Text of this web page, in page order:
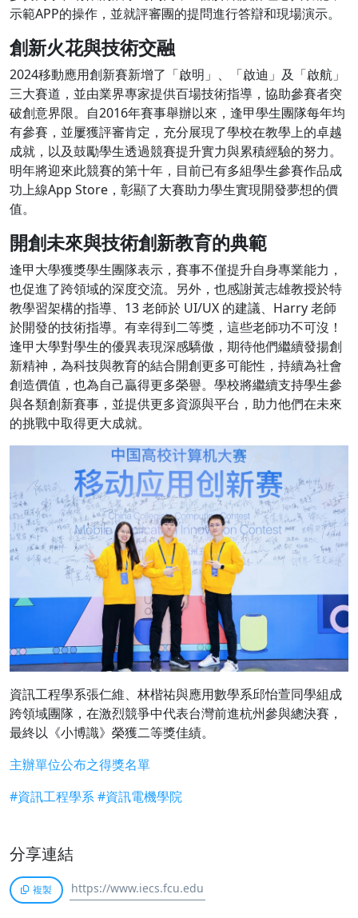
示範APP的操作，並就評審團的提問進行答辯和現場演示。
創新火花與技術交融
2024移動應用創新賽新增了「啟明」、「啟迪」及「啟航」
三大賽道，並由業界專家提供百場技術指導，協助參賽者突
破創意界限。自2016年賽事舉辦以來，逢甲學生團隊每年均
有參賽，並屢獲評審肯定，充分展現了學校在教學上的卓越
成就，以及鼓勵學生透過競賽提升實力與累積經驗的努力。
明年將迎來此競賽的第十年，目前已有多組學生參賽作品成
功上線App Store，彰顯了大賽助力學生實現開發夢想的價
值。
開創未來與技術創新教育的典範
逢甲大學獲獎學生團隊表示，賽事不僅提升自身專業能力，
也促進了跨領域的深度交流。另外，也感謝黃志雄教授於特
教學習架構的指導、13 老師於 UI/UX 的建議、Harry 老師
於開發的技術指導。有幸得到二等獎，這些老師功不可沒！
逢甲大學對學生的優異表現深感驕傲，期待他們繼續發揚創
新精神，為科技與教育的結合開創更多可能性，持續為社會
創造價值，也為自己贏得更多榮譽。學校將繼續支持學生參
與各類創新賽事，並提供更多資源與平台，助力他們在未來
的挑戰中取得更大成就。
資訊工程學系張仁維、林楷祐與應用數學系邱怡萱同學組成
跨領域團隊，在激烈競爭中代表台灣前進杭州參與總決賽，
最終以《小博識》榮獲二等獎佳績。
主辦單位公布之得獎名單
#資訊工程學系#資訊電機學院
分享連結
複製